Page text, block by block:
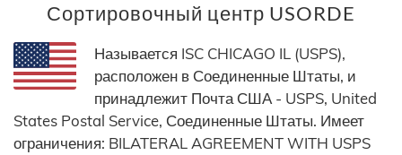
Сортировочный центр USORDE
Называется ISC CHICAGO IL (USPS),
расположен в Соединенные Штаты, и
принадлежит Почта США - USPS, United
States Postal Service, Соединенные Штаты. Имеет
ограничения: BILATERAL AGREEMENT WITH USPS